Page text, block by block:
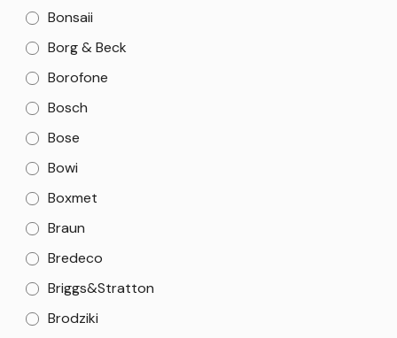
Bonsaii
Borg & Beck
Borofone
Bosch
Bose
Bowi
Boxmet
Braun
Bredeco
Briggs&Stratton
Brodziki